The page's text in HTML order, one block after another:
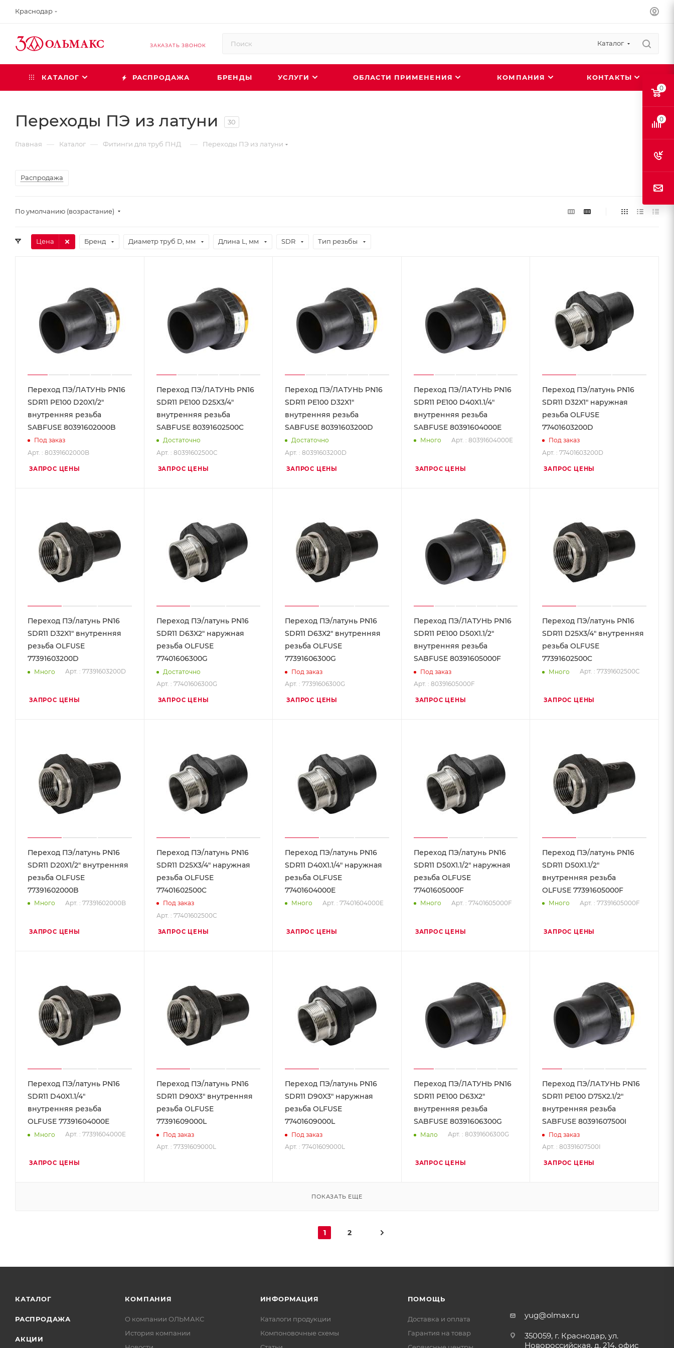
Краснодар
ЗАКАЗАТЬ ЗВОНОК Каталог
КАТАЛОГ РАСПРОДАЖА БРЕНДЫ УСЛУГИ ОБЛАСТИ ПРИМЕНЕНИЯ КОМПАНИЯ КОНТАКТЫ
Переходы ПЭ из латуни 30
Главная — Каталог — Фитинги для труб ПНД — Переходы ПЭ из латуни
Распродажа
По умолчанию (возрастание)
Цена Бренд Диаметр труб D, мм Длина L, мм SDR Тип резьбы
Переход ПЭ/ЛАТУНЬ PN16
SDR11 PE100 D20X1/2"
внутренняя резьба
SABFUSE 80391602000B
Под заказ
Арт. : 80391602000B
ЗАПРОС ЦЕНЫ
Переход ПЭ/ЛАТУНЬ PN16
SDR11 PE100 D25X3/4"
внутренняя резьба
SABFUSE 80391602500C
Достаточно
Арт. : 80391602500C
ЗАПРОС ЦЕНЫ
Переход ПЭ/ЛАТУНЬ PN16
SDR11 PE100 D32X1"
внутренняя резьба
SABFUSE 80391603200D
Достаточно
Арт. : 80391603200D
ЗАПРОС ЦЕНЫ
Переход ПЭ/ЛАТУНЬ PN16
SDR11 PE100 D40X1.1/4"
внутренняя резьба
SABFUSE 80391604000E
Много Арт. : 80391604000E
ЗАПРОС ЦЕНЫ
Переход ПЭ/латунь PN16
SDR11 D32X1" наружная
резьба OLFUSE
77401603200D
Под заказ
Арт. : 77401603200D
ЗАПРОС ЦЕНЫ
Переход ПЭ/латунь PN16
SDR11 D32X1" внутренняя
резьба OLFUSE
77391603200D
Много Арт. : 77391603200D
ЗАПРОС ЦЕНЫ
Переход ПЭ/латунь PN16
SDR11 D63X2" наружная
резьба OLFUSE
77401606300G
Достаточно
Арт. : 77401606300G
ЗАПРОС ЦЕНЫ
Переход ПЭ/латунь PN16
SDR11 D63X2" внутренняя
резьба OLFUSE
77391606300G
Под заказ
Арт. : 77391606300G
ЗАПРОС ЦЕНЫ
Переход ПЭ/ЛАТУНЬ PN16
SDR11 PE100 D50X1.1/2"
внутренняя резьба
SABFUSE 80391605000F
Под заказ
Арт. : 80391605000F
ЗАПРОС ЦЕНЫ
Переход ПЭ/латунь PN16
SDR11 D25X3/4" внутренняя
резьба OLFUSE
77391602500C
Много Арт. : 77391602500C
ЗАПРОС ЦЕНЫ
Переход ПЭ/латунь PN16
SDR11 D20X1/2" внутренняя
резьба OLFUSE
77391602000B
Много Арт. : 77391602000B
ЗАПРОС ЦЕНЫ
Переход ПЭ/латунь PN16
SDR11 D25X3/4" наружная
резьба OLFUSE
77401602500C
Под заказ
Арт. : 77401602500C
ЗАПРОС ЦЕНЫ
Переход ПЭ/латунь PN16
SDR11 D40X1.1/4" наружная
резьба OLFUSE
77401604000E
Много Арт. : 77401604000E
ЗАПРОС ЦЕНЫ
Переход ПЭ/латунь PN16
SDR11 D50X1.1/2" наружная
резьба OLFUSE
77401605000F
Много Арт. : 77401605000F
ЗАПРОС ЦЕНЫ
Переход ПЭ/латунь PN16
SDR11 D50X1.1/2"
внутренняя резьба
OLFUSE 77391605000F
Много Арт. : 77391605000F
ЗАПРОС ЦЕНЫ
Переход ПЭ/латунь PN16
SDR11 D40X1.1/4"
внутренняя резьба
OLFUSE 77391604000E
Много Арт. : 77391604000E
ЗАПРОС ЦЕНЫ
Переход ПЭ/латунь PN16
SDR11 D90X3" внутренняя
резьба OLFUSE
77391609000L
Под заказ
Арт. : 77391609000L
Переход ПЭ/латунь PN16
SDR11 D90X3" наружная
резьба OLFUSE
77401609000L
Под заказ
Арт. : 77401609000L
Переход ПЭ/ЛАТУНЬ PN16
SDR11 PE100 D63X2"
внутренняя резьба
SABFUSE 80391606300G
Мало Арт. : 80391606300G
ЗАПРОС ЦЕНЫ
Переход ПЭ/ЛАТУНЬ PN16
SDR11 PE100 D75X2.1/2"
внутренняя резьба
SABFUSE 80391607500I
Под заказ
Арт. : 80391607500I
ЗАПРОС ЦЕНЫ
ПОКАЗАТЬ ЕЩЕ
1 2
КАТАЛОГ
РАСПРОДАЖА
АКЦИИ
КОМПАНИЯ
О компании ОЛЬМАКС
История компании
ИНФОРМАЦИЯ
Каталоги продукции
Компоновочные схемы
ПОМОЩЬ
Доставка и оплата
Гарантия на товар
yug@olmax.ru
350059, г. Краснодар, ул.
Новороссийская, д. 214, офис
0
0